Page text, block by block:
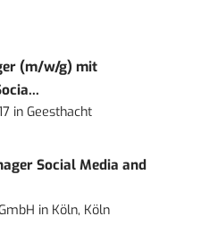
(m/w/g) mit
inGeesthacht
Social Media and
in Köln, Köln